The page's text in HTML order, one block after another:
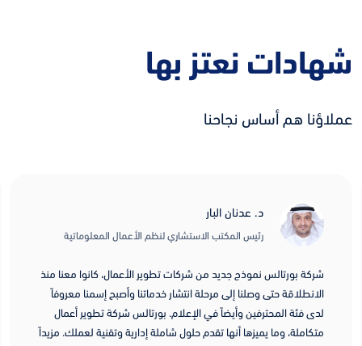
شهادات نعتز بها
عملاؤنا هم أساس نجاحنا
د. عدنان البار
رئيس المكتب الاستشاري لنظم الأعمال المعلوماتية
شركة بورتالس نموذج جديد من شركات تطوير الأعمال، كانوا معنا منذ
الانطلاقة حتى وصلنا إلى مرحلة انتشار خدماتنا وأصبح إسمنا معروفاً
لدى فئة المحترفين وأيضاً في الإعلام. بورتالس شركة تطوير أعمال
متكاملة، وما يميزها أنها تقدم حلول شاملة إدارية وتقنية لعملك. مزيداً